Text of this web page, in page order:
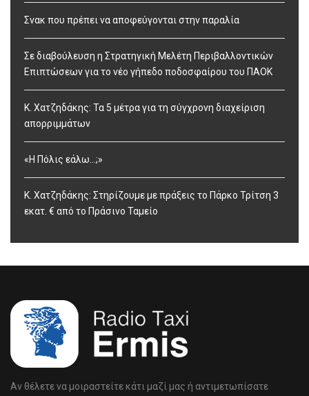
Σνακ που πρέπει να αποφεύγονται στην παραλία
Σε διαβούλευση η Στρατηγική Μελέτη Περιβαλλοντικών
Επιπτώσεων για το νέο γήπεδο ποδοσφαίρου του ΠΑΟΚ
Κ. Χατζηδάκης: Τα 5 μέτρα για τη σύγχρονη διαχείριση
απορριμμάτων
«Η Πόλις εάλω…;»
Κ. Χατζηδάκης: Στηρίζουμε με πράξεις το Πάρκο Τρίτση 3
εκατ. € από το Πράσινο Ταμείο
Αν θέλετε να μοιραστείτε κάτι μαζί μας ή αντιμετωπίσατε